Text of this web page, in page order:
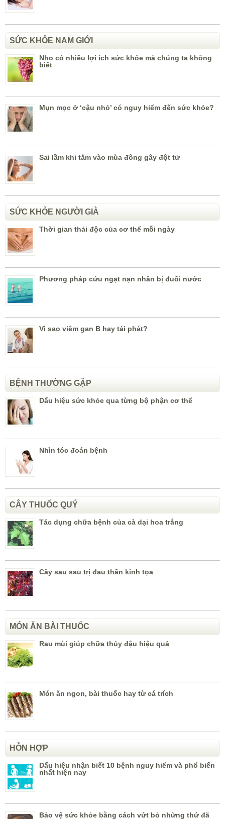
SỨC KHỎE NAM GIỚI
Nho có nhiều lợi ích sức khỏe mà chúng ta không
biết
Mụn mọc ở ‘cậu nhỏ’ có nguy hiểm đến sức khỏe?
Sai lầm khi tắm vào mùa đông gây đột tử
SỨC KHỎE NGƯỜI GIÀ
Thời gian thải độc của cơ thể mỗi ngày
Phương pháp cứu ngạt nạn nhân bị đuối nước
Vì sao viêm gan B hay tái phát?
BỆNH THƯỜNG GẶP
Dấu hiệu sức khỏe qua từng bộ phận cơ thể
Nhìn tóc đoán bệnh
CÂY THUỐC QUÝ
Tác dụng chữa bệnh của cà dại hoa trắng
Cây sau sau trị đau thần kinh tọa
MÓN ĂN BÀI THUỐC
Rau mùi giúp chữa thủy đậu hiệu quả
Món ăn ngon, bài thuốc hay từ cá trích
HỖN HỢP
Dấu hiệu nhận biết 10 bệnh nguy hiểm và phổ biến
nhất hiện nay
Bảo vệ sức khỏe bằng cách vứt bỏ những thứ đã